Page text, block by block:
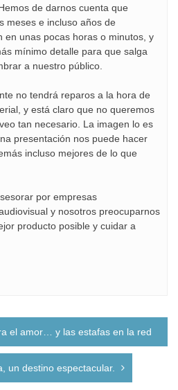
de darnos cuenta que
meses e incluso años de
en unas pocas horas o minutos, y
mínimo detalle para que salga
a nuestro público.
no tendrá reparos a la hora de
y está claro que no queremos
tan necesario. La imagen lo es
presentación nos puede hacer
incluso mejores de lo que
por empresas
y nosotros preocuparnos
producto posible y cuidar a
el amor… y las estafas en la red
un destino espectacular.